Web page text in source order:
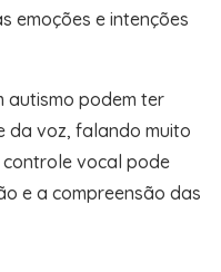
emoções e intenções
autismo podem ter
da voz, falando muito
vocal pode
e a compreensão das